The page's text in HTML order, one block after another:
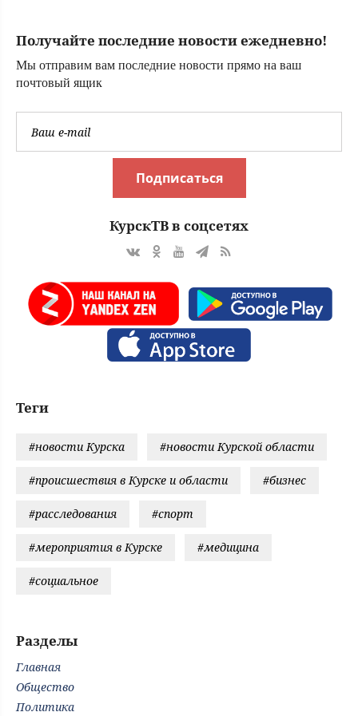
Получайте последние новости ежедневно!
Мы отправим вам последние новости прямо на ваш
почтовый ящик
Подписаться
КурскТВ в соцсетях
Теги
#новости Курска #новости Курской области
#происшествия в Курске и области #бизнес
#расследования #спорт
#мероприятия в Курске #медицина
#социальное
Разделы
Главная
Общество
Политика